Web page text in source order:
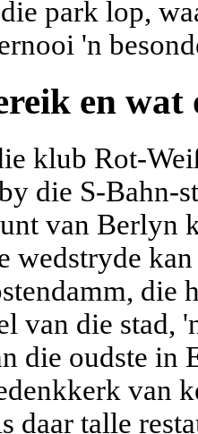
park lop,
'n
en wat
klub Rot-
die S-Bahn-
van Berlyn
wedstryde
die
van die stad,
die oudste in
van
daar talle